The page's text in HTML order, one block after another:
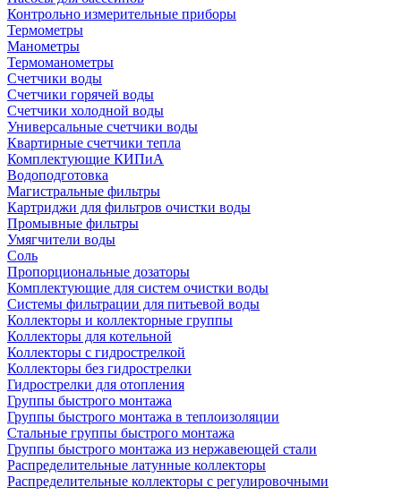
Контрольно измерительные приборы
Термометры
Манометры
Термоманометры
Счетчики воды
Счетчики горячей воды
Счетчики холодной воды
Универсальные счетчики воды
Квартирные счетчики тепла
Комплектующие КИПиА
Водоподготовка
Магистральные фильтры
Картриджи для фильтров очистки воды
Промывные фильтры
Умягчители воды
Соль
Пропорциональные дозаторы
Комплектующие для систем очистки воды
Системы фильтрации для питьевой воды
Коллекторы и коллекторные группы
Коллекторы для котельной
Коллекторы с гидрострелкой
Коллекторы без гидрострелки
Гидрострелки для отопления
Группы быстрого монтажа
Группы быстрого монтажа в теплоизоляции
Стальные группы быстрого монтажа
Группы быстрого монтажа из нержавеющей стали
Распределительные латунные коллекторы
Распределительные коллекторы с регулировочными